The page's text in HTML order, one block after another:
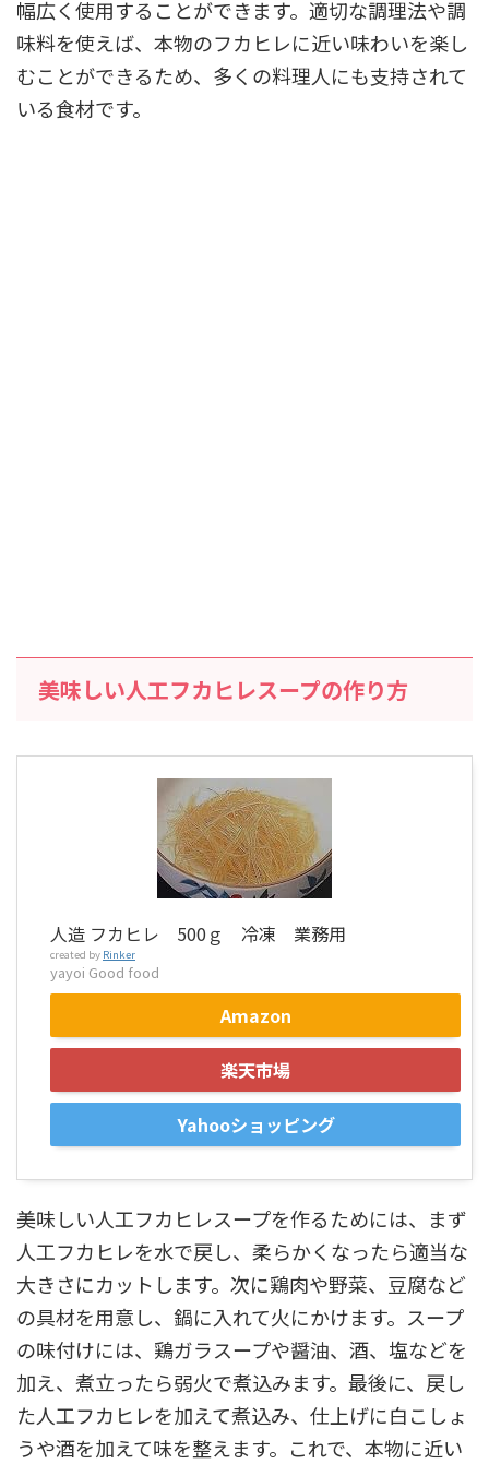
幅広く使用することができます。適切な調理法や調
味料を使えば、本物のフカヒレに近い味わいを楽し
むことができるため、多くの料理人にも支持されて
いる食材です。
美味しい人工フカヒレスープの作り方
人造 フカヒレ 500ｇ 冷凍 業務用
created by Rinker
yayoi Good food
Amazon
楽天市場
Yahooショッピング
美味しい人工フカヒレスープを作るためには、まず
人工フカヒレを水で戻し、柔らかくなったら適当な
大きさにカットします。次に鶏肉や野菜、豆腐など
の具材を用意し、鍋に入れて火にかけます。スープ
の味付けには、鶏ガラスープや醤油、酒、塩などを
加え、煮立ったら弱火で煮込みます。最後に、戻し
た人工フカヒレを加えて煮込み、仕上げに白こしょ
うや酒を加えて味を整えます。これで、本物に近い